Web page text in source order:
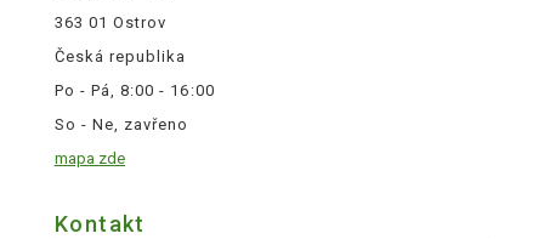
363 01 Ostrov
Česká republika
Po - Pá, 8:00 - 16:00
So - Ne, zavřeno
mapa zde
Kontakt